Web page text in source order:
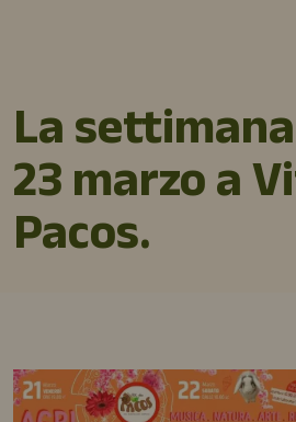
La
23 marzo a
Pacos.